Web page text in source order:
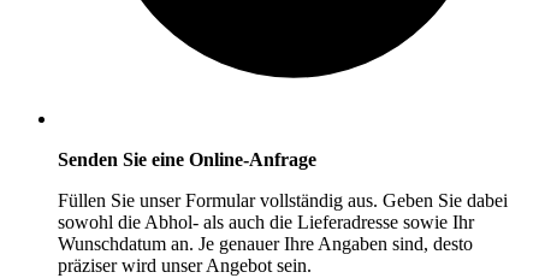
Senden Sie eine Online-Anfrage
Füllen Sie unser Formular vollständig aus. Geben Sie dabei
sowohl die Abhol- als auch die Lieferadresse sowie Ihr
Wunschdatum an. Je genauer Ihre Angaben sind, desto
präziser wird unser Angebot sein.